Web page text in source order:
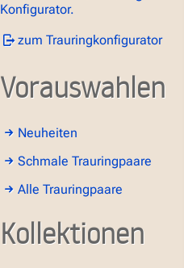
Konfigurator.
zum Trauringkonfigurator
Vorauswahlen
Neuheiten
Schmale Trauringpaare
Alle Trauringpaare
Kollektionen